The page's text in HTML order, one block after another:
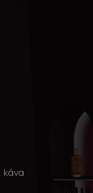
káva